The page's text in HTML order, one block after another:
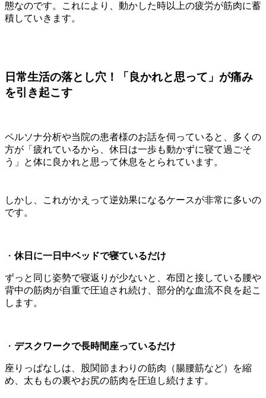
態なのです。これにより、動かした時以上の疲労が筋肉に蓄
積していきます。
日常生活の落とし穴！「良かれと思って」が痛み
を引き起こす
ペルソナ分析や当院の患者様のお話を伺っていると、多くの
方が「疲れているから、休日は一歩も動かずに寝て過ごそ
う」と体に良かれと思って休息をとられています。
しかし、これがかえって逆効果になるケースが非常に多いの
です。
・ 休日に一日中ベッドで寝ているだけ
ずっと同じ姿勢で寝返りが少ないと、布団と接している腰や
背中の筋肉が自重で圧迫され続け、部分的な血流不良を起こ
します。
・ デスクワークで長時間座っているだけ
座りっぱなしは、股関節まわりの筋肉（腸腰筋など）を縮
め、太ももの裏やお尻の筋肉を圧迫し続けます。